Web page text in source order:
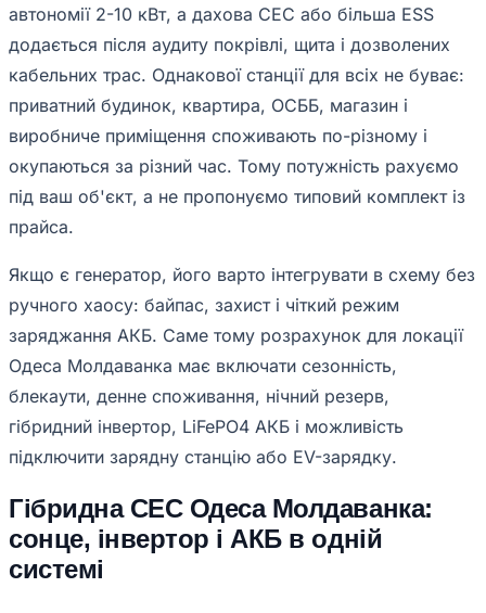
автономії 2-10 кВт, а дахова СЕС або більша ESS
додається після аудиту покрівлі, щита і дозволених
кабельних трас. Однакової станції для всіх не буває:
приватний будинок, квартира, ОСББ, магазин і
виробниче приміщення споживають по-різному і
окупаються за різний час. Тому потужність рахуємо
під ваш об'єкт, а не пропонуємо типовий комплект із
прайса.
Якщо є генератор, його варто інтегрувати в схему без
ручного хаосу: байпас, захист і чіткий режим
заряджання АКБ. Саме тому розрахунок для локації
Одеса Молдаванка має включати сезонність,
блекаути, денне споживання, нічний резерв,
гібридний інвертор, LiFePO4 АКБ і можливість
підключити зарядну станцію або EV-зарядку.
Гібридна СЕС Одеса Молдаванка:
сонце, інвертор і АКБ в одній
системі